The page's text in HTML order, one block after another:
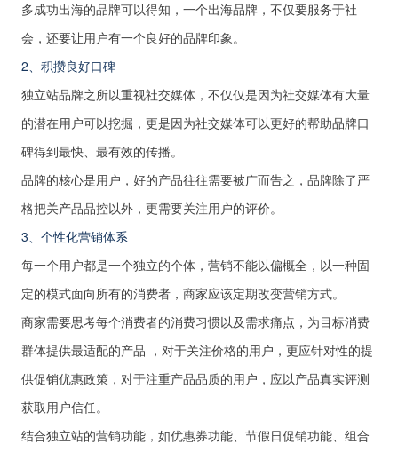
多成功出海的品牌可以得知，一个出海品牌，不仅要服务于社
会，还要让用户有一个良好的品牌印象。
2、积攒良好口碑
独立站品牌之所以重视社交媒体，不仅仅是因为社交媒体有大量
的潜在用户可以挖掘，更是因为社交媒体可以更好的帮助品牌口
碑得到最快、最有效的传播。
品牌的核心是用户，好的产品往往需要被广而告之，品牌除了严
格把关产品品控以外，更需要关注用户的评价。
3、个性化营销体系
每一个用户都是一个独立的个体，营销不能以偏概全，以一种固
定的模式面向所有的消费者，商家应该定期改变营销方式。
商家需要思考每个消费者的消费习惯以及需求痛点，为目标消费
群体提供最适配的产品 ，对于关注价格的用户，更应针对性的提
供促销优惠政策，对于注重产品品质的用户，应以产品真实评测
获取用户信任。
结合独立站的营销功能，如优惠券功能、节假日促销功能、组合